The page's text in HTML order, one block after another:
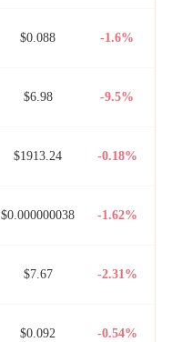
$0.088 -1.6%
$6.98 -9.5%
$1913.24 -0.18%
$0.000000038 -1.62%
$7.67 -2.31%
$0.092 -0.54%